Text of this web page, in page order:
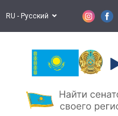
RU - Русский